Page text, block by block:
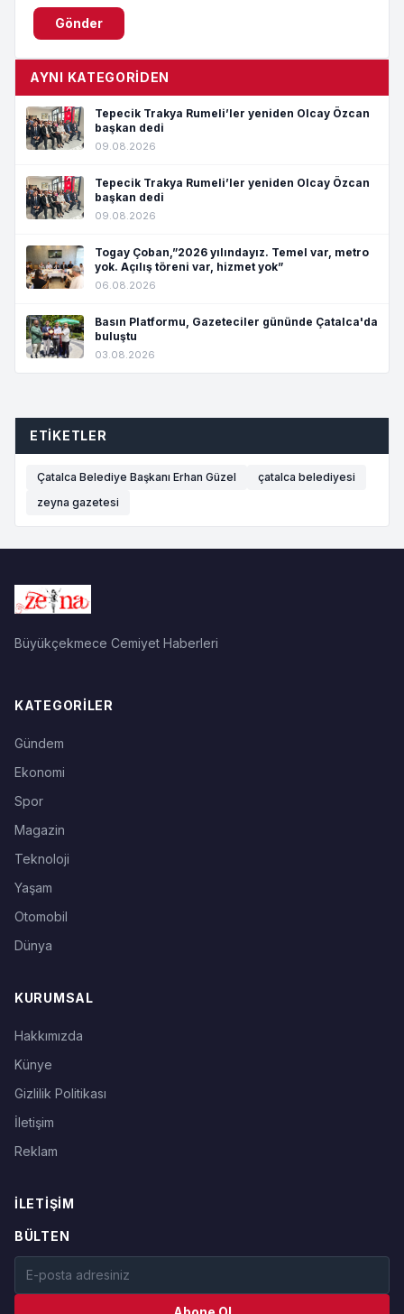
Gönder
AYNI KATEGORIDEN
Tepecik Trakya Rumeli’ler yeniden Olcay Özcan
başkan dedi
09.08.2026
Tepecik Trakya Rumeli’ler yeniden Olcay Özcan
başkan dedi
09.08.2026
Togay Çoban,”2026 yılındayız. Temel var, metro
yok. Açılış töreni var, hizmet yok”
06.08.2026
Basın Platformu, Gazeteciler gününde Çatalca'da
buluştu
03.08.2026
ETIKETLER
Çatalca Belediye Başkanı Erhan Güzel
çatalca belediyesi
zeyna gazetesi
Büyükçekmece Cemiyet Haberleri
KATEGORILER
Gündem
Ekonomi
Spor
Magazin
Teknoloji
Yaşam
Otomobil
Dünya
KURUMSAL
Hakkımızda
Künye
Gizlilik Politikası
İletişim
Reklam
İLETIŞIM
BÜLTEN